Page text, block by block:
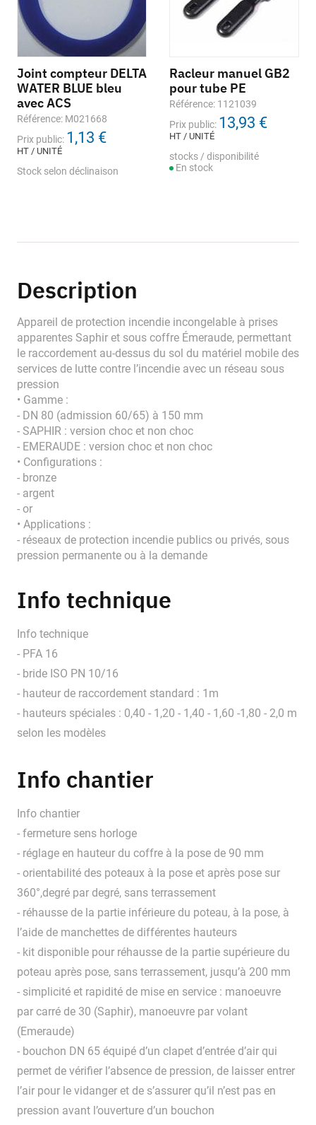
Joint compteur DELTA
WATER BLUE bleu
avec ACS
Référence: M021668
Prix public: 1,13 €
HT / UNITÉ
Stock selon déclinaison
Racleur manuel GB2
pour tube PE
Référence: 1121039
Prix public: 13,93 €
HT / UNITÉ
stocks / disponibilité
En stock
Description
Appareil de protection incendie incongelable à prises
apparentes Saphir et sous coffre Émeraude, permettant
le raccordement au-dessus du sol du matériel mobile des
services de lutte contre l’incendie avec un réseau sous
pression
• Gamme :
- DN 80 (admission 60/65) à 150 mm
- SAPHIR : version choc et non choc
- EMERAUDE : version choc et non choc
• Configurations :
- bronze
- argent
- or
• Applications :
- réseaux de protection incendie publics ou privés, sous
pression permanente ou à la demande
Info technique
Info technique
- PFA 16
- bride ISO PN 10/16
- hauteur de raccordement standard : 1m
- hauteurs spéciales : 0,40 - 1,20 - 1,40 - 1,60 -1,80 - 2,0 m
selon les modèles
Info chantier
Info chantier
- fermeture sens horloge
- réglage en hauteur du coffre à la pose de 90 mm
- orientabilité des poteaux à la pose et après pose sur
360°,degré par degré, sans terrassement
- réhausse de la partie inférieure du poteau, à la pose, à
l’aide de manchettes de différentes hauteurs
- kit disponible pour réhausse de la partie supérieure du
poteau après pose, sans terrassement, jusqu’à 200 mm
- simplicité et rapidité de mise en service : manoeuvre
par carré de 30 (Saphir), manoeuvre par volant
(Emeraude)
- bouchon DN 65 équipé d’un clapet d’entrée d’air qui
permet de vérifier l’absence de pression, de laisser entrer
l’air pour le vidanger et de s’assurer qu’il n’est pas en
pression avant l’ouverture d’un bouchon